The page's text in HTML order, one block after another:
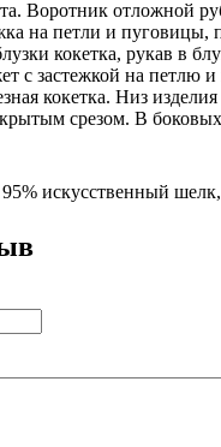
Воротник отложной
на петли и пуговицы,
кокетка, рукав в
с застежкой на петлю
кокетка. Низ
срезом. В
95% искусственный